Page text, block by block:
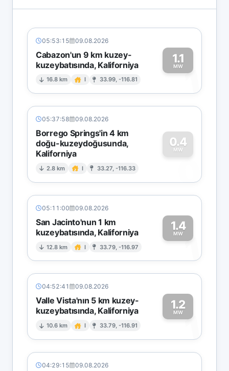
05:53:15 09.08.2026
Cabazon'un 9 km kuzey-
kuzeybatısında, Kaliforniya
16.8 km I 33.99, -116.81
1.1
MW1
05:37:58 09.08.2026
Borrego Springs'in 4 km
doğu-kuzeydoğusunda,
Kaliforniya
2.8 km I 33.27, -116.33
0.4
MW
0
05:11:00 09.08.2026
San Jacinto'nun 1 km
kuzeybatısında, Kaliforniya
12.8 km I 33.79, -116.97
1.4
MW1
04:52:41 09.08.2026
Valle Vista'nın 5 km kuzey-
kuzeybatısında, Kaliforniya
10.6 km I 33.79, -116.91
1.2
MW1
04:29:15 09.08.2026